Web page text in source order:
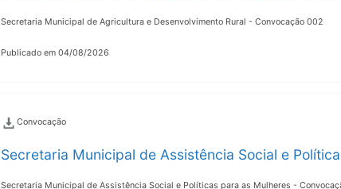
Secretaria Municipal de Agricultura e Desenvolvimento Rural - Convocação 002
Publicado em 04/08/2026
Convocação
Secretaria Municipal de Assistência Social e
Secretaria Municipal de Assistência Social e Políticas para as Mulheres -